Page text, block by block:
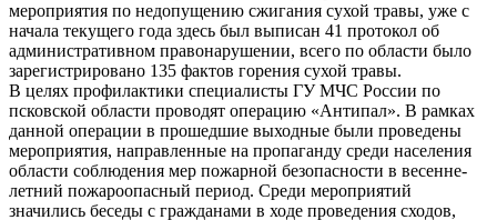
мероприятия по недопущению сжигания сухой травы, уже с
начала текущего года здесь был выписан 41 протокол об
административном правонарушении, всего по области было
зарегистрировано 135 фактов горения сухой травы.
В целях профилактики специалисты ГУ МЧС России по
псковской области проводят операцию «Антипал». В рамках
данной операции в прошедшие выходные были проведены
мероприятия, направленные на пропаганду среди населения
области соблюдения мер пожарной безопасности в весенне-
летний пожароопасный период. Среди мероприятий
значились беседы с гражданами в ходе проведения сходов,